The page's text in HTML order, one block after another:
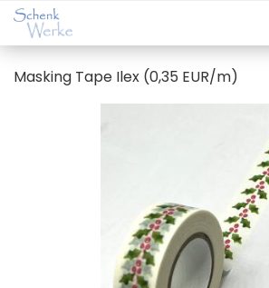
Mas­king Tape Ilex (0,35 EUR/m)